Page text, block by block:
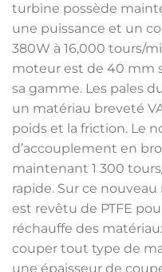
turbine possède
une puissance et un
380W à 16,000 tours/
moteur est de 40 mm
sa gamme. Les pales
un matériau breveté
poids et la friction. Le
d’accouplement en
maintenant 1 300
rapide. Sur ce
est revêtu de PTFE
réchauffe des
couper tout type de
une épaisseur de